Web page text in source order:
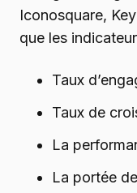
Iconosquare,
que les
Taux
Taux de
La
La portée